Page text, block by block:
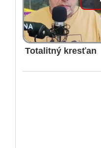
Totalitný kresťan